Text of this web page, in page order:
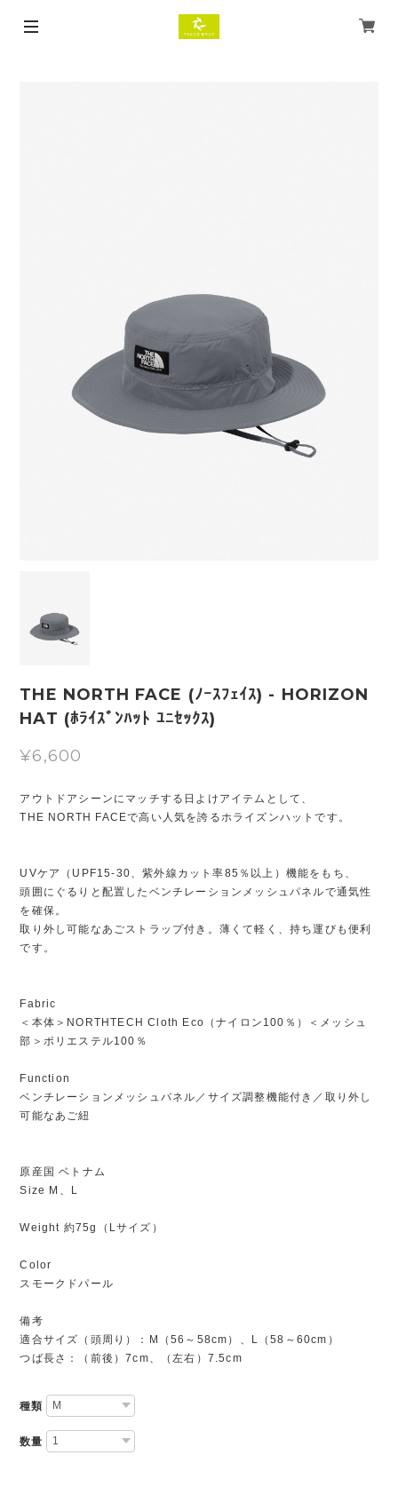
THE NORTH FACE (ﾉｰｽﾌｪｲｽ) - HORIZON
HAT (ﾎﾗｲｽﾞﾝﾊｯﾄ ﾕﾆｾｯｸｽ)
¥6,600
アウトドアシーンにマッチする日よけアイテムとして、
THE NORTH FACEで高い人気を誇るホライズンハットです。
UVケア（UPF15-30、紫外線カット率85％以上）機能をもち、
頭囲にぐるりと配置したベンチレーションメッシュパネルで通気性
を確保。
取り外し可能なあごストラップ付き。薄くて軽く、持ち運びも便利
です。
Fabric
＜本体＞NORTHTECH Cloth Eco（ナイロン100％）＜メッシュ
部＞ポリエステル100％
Function
ベンチレーションメッシュパネル／サイズ調整機能付き／取り外し
可能なあご紐
原産国 ベトナム
Size M、L
Weight 約75g（Lサイズ）
Color
スモークドパール
備考
適合サイズ（頭周り）：M（56～58cm）、L（58～60cm）
つば長さ：（前後）7cm、（左右）7.5cm
種類
数量